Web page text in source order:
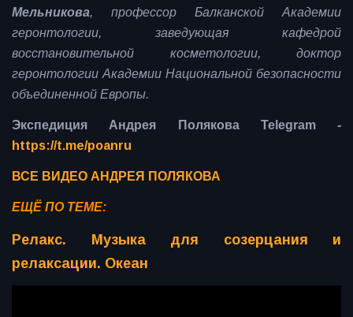
Мельникова, профессор Балканской Академии
геронтологии, заведующая кафедрой
восстановительной косметологии, доктор
геронтологии Академии Национальной безопасности
объединенной Европы.
Экспедиция Андрея Полякова Telegram -
https://t.me/poanru
ВСЕ ВИДЕО АНДРЕЯ ПОЛЯКОВА
ЕЩЁ ПО ТЕМЕ:
Релакс. Музыка для созерцания и
релаксации. Океан